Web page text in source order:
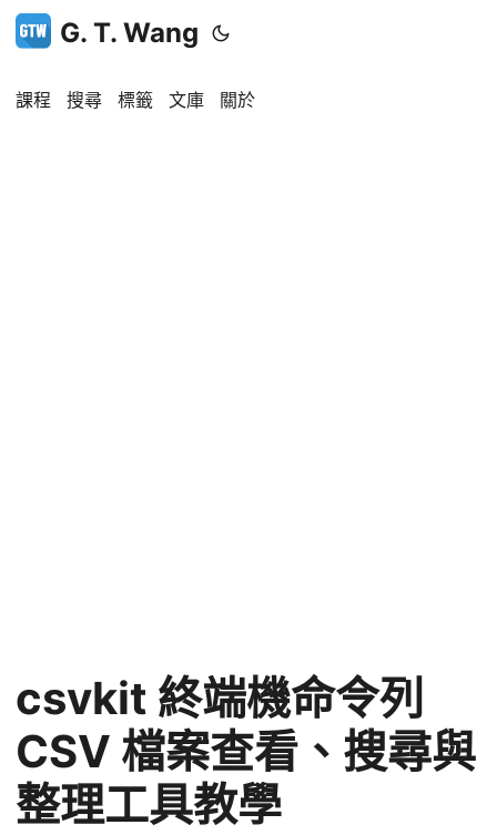
G. T. Wang
課程 搜尋 標籤 文庫 關於
csvkit 終端機命令列
CSV 檔案查看、搜尋與
整理工具教學